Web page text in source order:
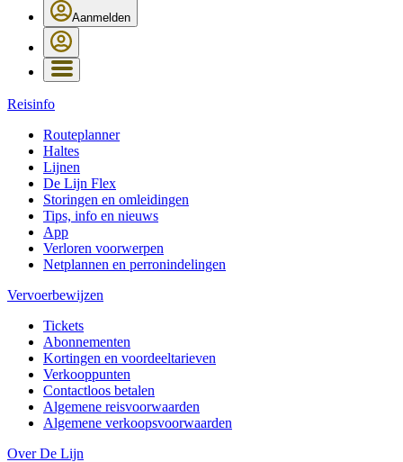
Aanmelden
Reisinfo
Routeplanner
Haltes
Lijnen
De Lijn Flex
Storingen en omleidingen
Tips, info en nieuws
App
Verloren voorwerpen
Netplannen en perronindelingen
Vervoerbewijzen
Tickets
Abonnementen
Kortingen en voordeeltarieven
Verkooppunten
Contactloos betalen
Algemene reisvoorwaarden
Algemene verkoopsvoorwaarden
Over De Lijn